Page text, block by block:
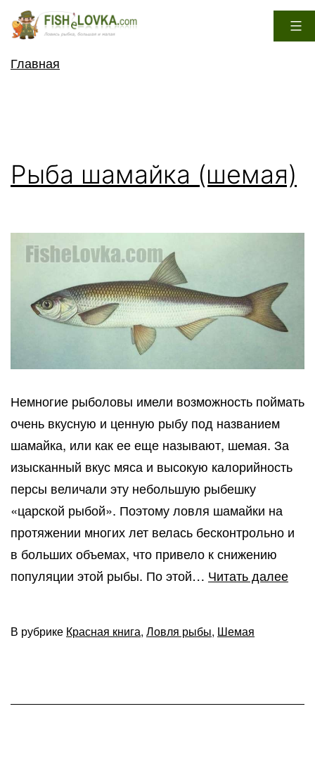
Перейти
FisheLovka.com
Главная
Рыба шамайка (шемая)
Немногие рыболовы имели возможность поймать
очень вкусную и ценную рыбу под названием
шамайка, или как ее еще называют, шемая. За
изысканный вкус мяса и высокую калорийность
персы величали эту небольшую рыбешку
«царской рыбой». Поэтому ловля шамайки на
протяжении многих лет велась бесконтрольно и
в больших объемах, что привело к снижению
популяции этой рыбы. По этой… Читать далее
В рубрике Красная книга, Ловля рыбы, Шемая